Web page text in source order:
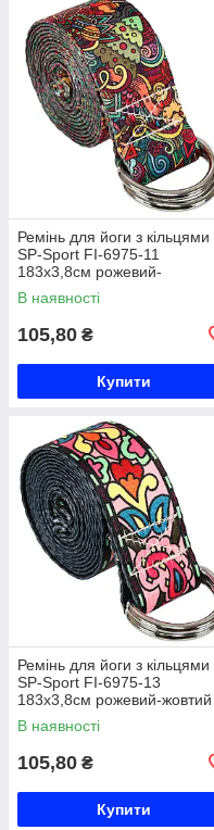
Ремінь для йоги з кільцями
SP-Sport FI-6975-11
183x3,8см рожевий-
салатовий Код FI-6975-11
В наявності
105,80 ₴
Купити
Ремінь для йоги з кільцями
SP-Sport FI-6975-13
183x3,8см рожевий-жовтий
Код FI-6975-13
В наявності
105,80 ₴
Купити